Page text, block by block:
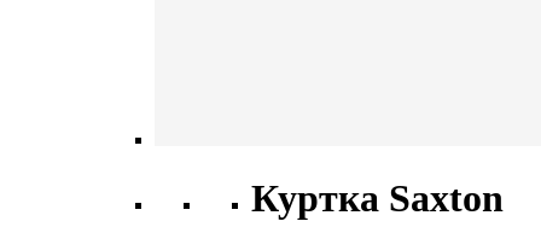
Куртка Saxton